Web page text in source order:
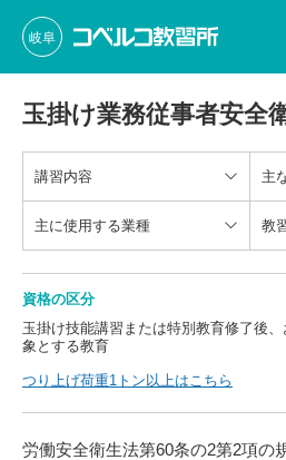
岐阜
玉掛け業務従事者安全
講習内容 主
主に使用する業種 教
資格の区分
玉掛け技能講習または特別教育修了後
象とする教育
つり上げ荷重1トン以上はこちら
労働安全衛生法第60条の2第2項の